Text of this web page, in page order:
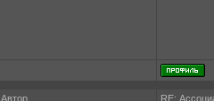
Автор
RE: